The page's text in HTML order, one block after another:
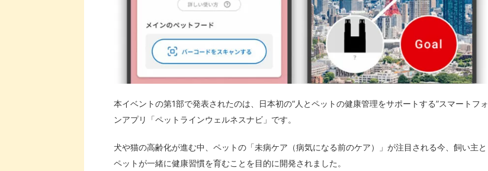
本イベントの第1部で発表されたのは、日本初の“人とペットの健康管理をサポートする”スマートフォ
ンアプリ「ペットラインウェルネスナビ」です。
犬や猫の高齢化が進む中、ペットの「未病ケア（病気になる前のケア）」が注目される今、飼い主と
ペットが一緒に健康習慣を育むことを目的に開発されました。